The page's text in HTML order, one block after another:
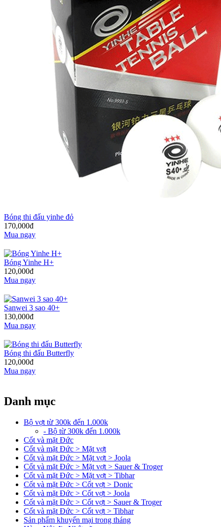
Bóng thi đấu yinhe đỏ
170,000đ
Mua ngay
Bóng Yinhe H+
120,000đ
Mua ngay
Sanwei 3 sao 40+
130,000đ
Mua ngay
Bóng thi đấu Butterfly
120,000đ
Mua ngay
Danh mục
Bộ vợt từ 300k đến 1.000k
- Bộ từ 300k đến 1.000k
Cốt và mặt Đức
Cốt và mặt Đức > Mặt vợt
Cốt và mặt Đức > Mặt vợt > Joola
Cốt và mặt Đức > Mặt vợt > Sauer & Troger
Cốt và mặt Đức > Mặt vợt > Tibhar
Cốt và mặt Đức > Cốt vợt > Donic
Cốt và mặt Đức > Cốt vợt > Joola
Cốt và mặt Đức > Cốt vợt > Sauer & Troger
Cốt và mặt Đức > Cốt vợt > Tibhar
Sản phẩm khuyến mại trong tháng